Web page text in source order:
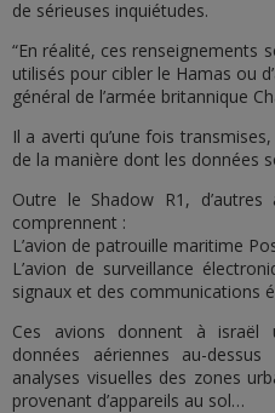
de sérieuses inquiétudes.
“En réalité, ces renseignements
utilisés pour cibler le Hamas ou
général de l’armée britannique
Il a averti qu’une fois
de la manière dont les données
Outre le Shadow R1,
comprennent :
L’avion de patrouille maritime
L’avion de surveillance
signaux et des communications
Ces avions donnent à israël
données aériennes au-
analyses visuelles des zones
provenant d’appareils au sol…